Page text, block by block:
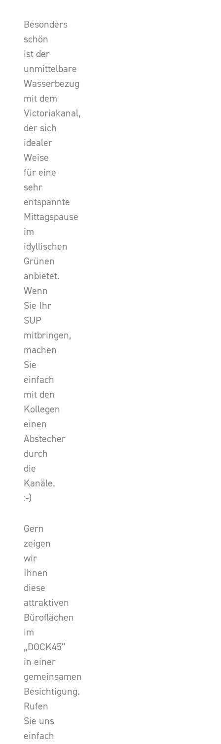
Besonders
schön
ist der
unmittelbare
Wasserbezug
mit dem
Victoriakanal,
der sich
idealer
Weise
für eine
sehr
entspannte
Mittagspause
im
idyllischen
Grünen
anbietet.
Wenn
Sie Ihr
SUP
mitbringen,
machen
Sie
einfach
mit den
Kollegen
einen
Abstecher
durch
die
Kanäle.
:-)
Gern
zeigen
wir
Ihnen
diese
attraktiven
Büroflächen
im
„DOCK45”
in einer
gemeinsamen
Besichtigung.
Rufen
Sie uns
einfach